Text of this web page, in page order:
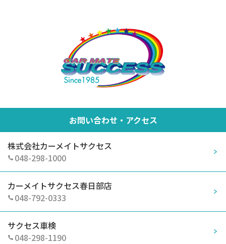
お問い合わせ・アクセス
株式会社カーメイトサクセス
048-298-1000
カーメイトサクセス春日部店
048-792-0333
サクセス車検
048-298-1190